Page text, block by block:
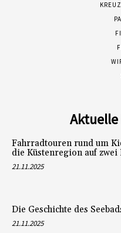
Fahrradtouren rund um
die Küstenregion auf zwei
21.11.2025
Die Geschichte des
21.11.2025